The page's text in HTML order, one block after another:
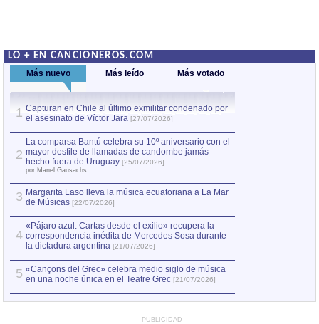
LO + EN CANCIONEROS.COM
Más nuevo Más leído Más votado
1 Capturan en Chile al último exmilitar condenado por
el asesinato de Víctor Jara [27/07/2026]
2
La comparsa Bantú celebra su 10º aniversario con el
mayor desfile de llamadas de candombe jamás
hecho fuera de Uruguay [25/07/2026]
por Manel Gausachs
3 Margarita Laso lleva la música ecuatoriana a La Mar
de Músicas [22/07/2026]
4
«Pájaro azul. Cartas desde el exilio» recupera la
correspondencia inédita de Mercedes Sosa durante
la dictadura argentina [21/07/2026]
5 «Cançons del Grec» celebra medio siglo de música
en una noche única en el Teatre Grec [21/07/2026]
PUBLICIDAD